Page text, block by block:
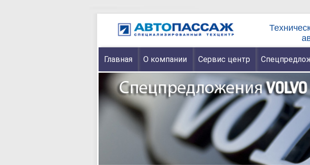
Главная О компании Сервис центр